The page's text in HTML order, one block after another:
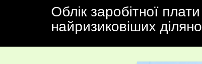
Облік заробітної
найризиковіших